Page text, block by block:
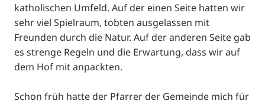
katholischen Umfeld. Auf der einen Seite hatten wir
sehr viel Spielraum, tobten ausgelassen mit
Freunden durch die Natur. Auf der anderen Seite gab
es strenge Regeln und die Erwartung, dass wir auf
dem Hof mit anpackten.
Schon früh hatte der Pfarrer der Gemeinde mich für